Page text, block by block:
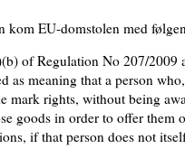
kom EU-domstolen med
of Regulation No 207/
as meaning that a person
mark rights, without being
goods in order to offer them
if that person does not